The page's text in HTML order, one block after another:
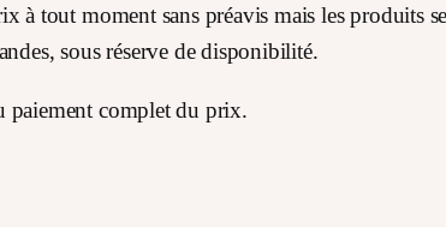
tout moment sans préavis mais les produits
sous réserve de disponibilité.
paiement complet du prix.